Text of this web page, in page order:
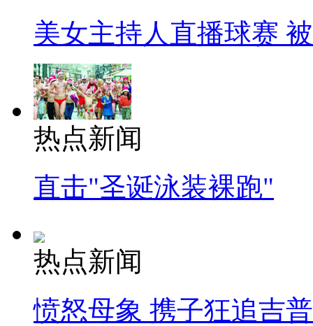
美女主持人直播球赛
热点新闻
直击"圣诞泳装裸跑"
热点新闻
愤怒母象 携子狂追吉